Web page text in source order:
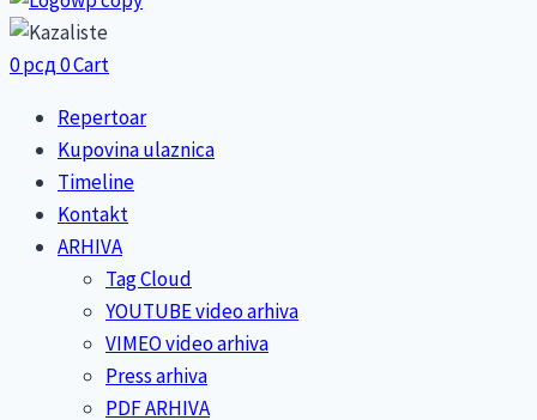
0рсд0Cart
Repertoar
Kupovina ulaznica
Timeline
Kontakt
ARHIVA
Tag Cloud
YOUTUBE video arhiva
VIMEO video arhiva
Press arhiva
PDF ARHIVA